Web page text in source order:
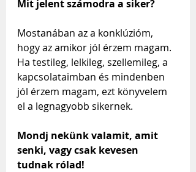
Mit jelent számodra a siker?
Mostanában az a konklúzióm,
hogy az amikor jól érzem magam.
Ha testileg, lelkileg, szellemileg, a
kapcsolataimban és mindenben
jól érzem magam, ezt könyvelem
el a legnagyobb sikernek.
Mondj nekünk valamit, amit
senki, vagy csak kevesen
tudnak rólad!